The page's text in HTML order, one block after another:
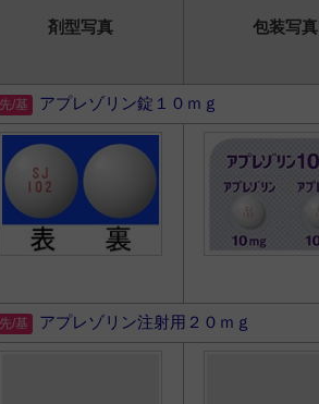
剤型写真 包装写真
アプレゾリン錠１０ｍｇ
アプレゾリン注射用２０ｍｇ